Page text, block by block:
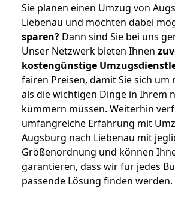
Sie planen einen Umzug von
Liebenau und möchten dabei
sparen? Dann sind Sie bei uns
Unser Netzwerk bieten Ihnen
kostengünstige
fairen Preisen, damit Sie sich um
als die wichtigen Dinge in Ihrem
kümmern müssen. Weiterhin
umfangreiche Erfahrung mit
Augsburg nach Liebenau mit
Größenordnung und können
garantieren, dass wir für jedes
passende Lösung finden werden.